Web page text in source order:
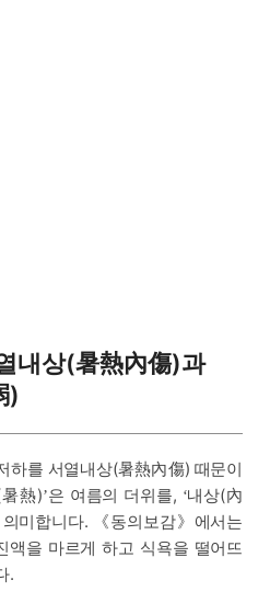
내상(暑熱內傷)과
)
하를 서열내상(暑熱內傷) 때문이
熱)’은 여름의 더위를, ‘내상(內
미합니다. 《동의보감》에서는
액을 마르게 하고 식욕을 떨어뜨
.